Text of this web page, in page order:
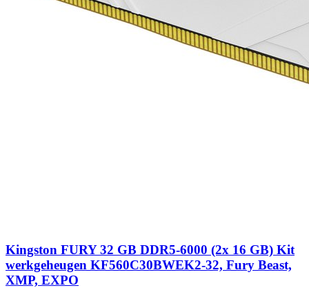
Kingston FURY 32 GB DDR5-6000 (2x 16 GB) Kit
werkgeheugen KF560C30BWEK2-32, Fury Beast,
XMP, EXPO